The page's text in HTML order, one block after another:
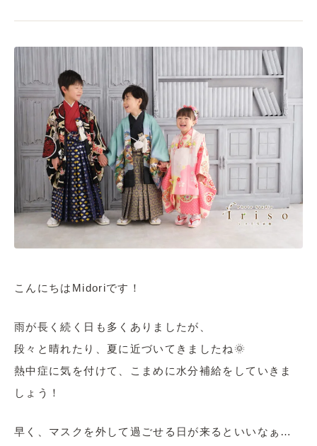
こんにちはMidoriです！
雨が長く続く日も多くありましたが、
段々と晴れたり、夏に近づいてきましたね🌞
熱中症に気を付けて、こまめに水分補給をしていきま
しょう！
早く、マスクを外して過ごせる日が来るといいなぁ…